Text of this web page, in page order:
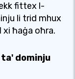
fittex l-
li trid mhux
ħaġa oħra.
dominju